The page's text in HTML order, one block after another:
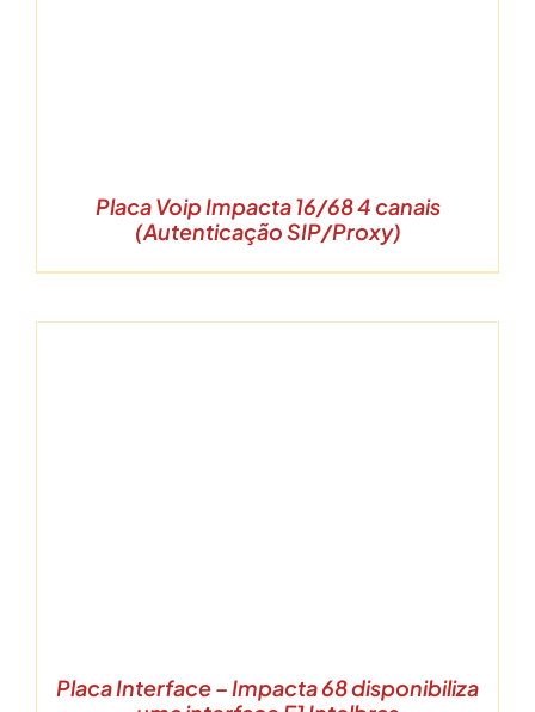
Placa Voip Impacta 16/68 4 canais
(Autenticação SIP/Proxy)
Placa Interface – Impacta 68 disponibiliza